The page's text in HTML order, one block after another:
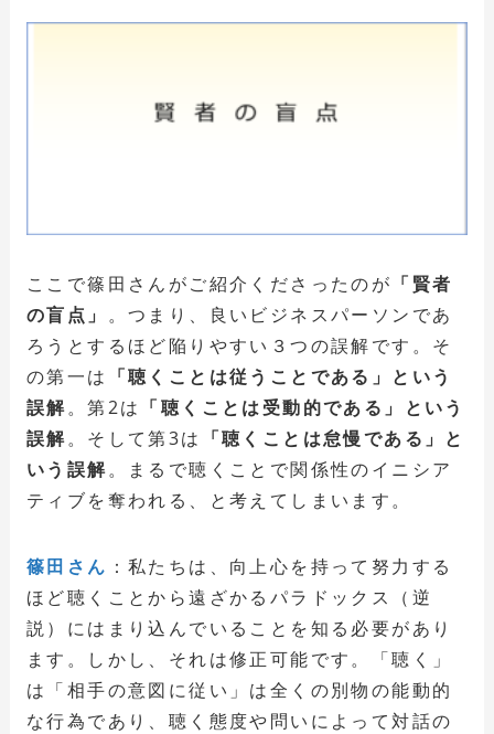
ここで篠田さんがご紹介くださったのが 「賢者
の盲点」 。つまり、良いビジネスパーソンであ
ろうとするほど陥りやすい３つの誤解です。そ
の第一は 「聴くことは従うことである」という
誤解。第2は 「聴くことは受動的である」という
誤解。そして第3は 「聴くことは怠慢である」と
いう誤解。まるで聴くことで関係性のイニシア
ティブを奪われる、と考えてしまいます。
篠田さん ：私たちは、向上心を持って努力する
ほど聴くことから遠ざかるパラドックス（逆
説）にはまり込んでいることを知る必要があり
ます。しかし、それは修正可能です。「聴く」
は「相手の意図に従い」は全くの別物の能動的
な行為であり、聴く態度や問いによって対話の